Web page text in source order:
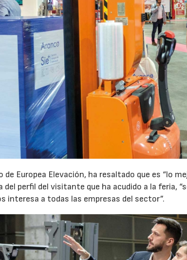
Europea Elevación, ha resaltado que es “lo
perfil del visitante que ha acudido a la feria,
interesa a todas las empresas del sector”.
27/07/2026